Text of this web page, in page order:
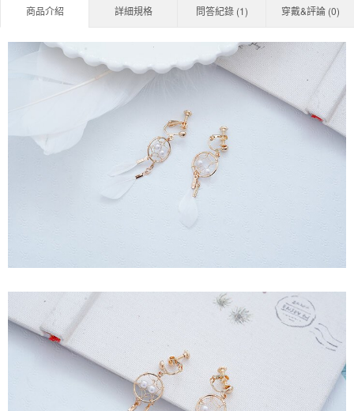
商品介紹 詳細規格 問答紀錄 (1) 穿戴&評論 (0)